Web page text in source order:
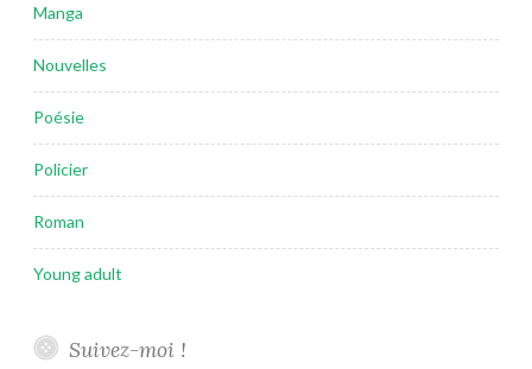
Manga
Nouvelles
Poésie
Policier
Roman
Young adult
Suivez-moi !